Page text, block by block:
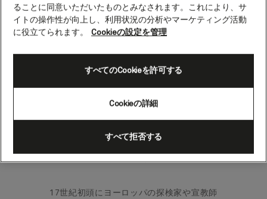
の地元の人々や観光客が訪れます。
メキシコとの国境に近く、19世紀後半まで
街全体の雰囲気にメキシコの影響が色濃く
カリフォルニア有数の人気観光スポット、
文化体験、美しい自然などがあふれるサン
17世紀初頭にヨーロッパの探検家や宣教師
ることに同意いただいたものとみなされます。これにより、サ
イトの操作性が向上し、利用状況の分析やマーケティング活動
に役立てられます。
Cookieの設定を管理
Cookieの詳細
すべて拒否する
すべてのCookieを許可する